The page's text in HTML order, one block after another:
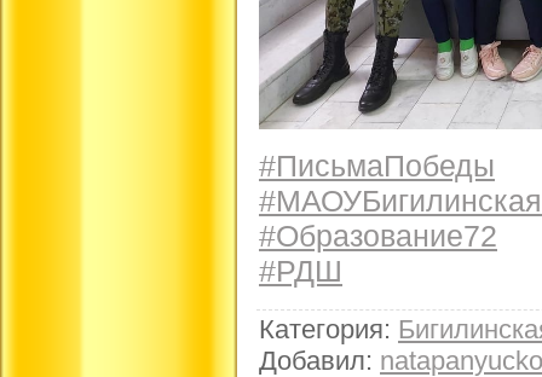
#ПисьмаПобеды
#Образование72
#РДШ
Категория:
Добавил: